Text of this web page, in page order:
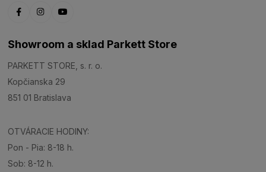
Showroom a sklad Parkett Store
PARKETT STORE, s. r. o.
Kopčianska 29
851 01 Bratislava
OTVÁRACIE HODINY:
Pon - Pia: 8-18 h.
Sob: 8-12 h.